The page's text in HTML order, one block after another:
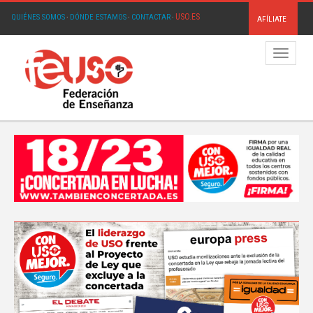
QUIÉNES SOMOS· DÓNDE ESTAMOS· CONTACTAR· USO.ES AFÍLIATE
Menú